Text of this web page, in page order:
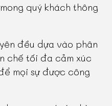
quý khách thông
đều dựa vào phân
chế tối đa cảm xúc
mọi sự được công